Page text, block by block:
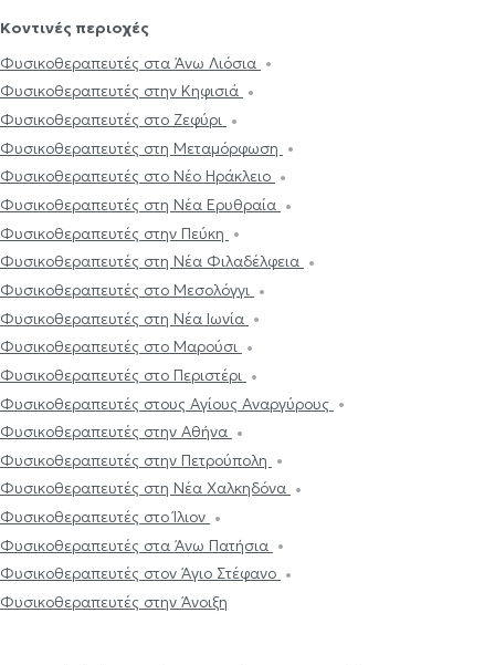
Κοντινές περιοχές
Φυσικοθεραπευτές στα Άνω Λιόσια
Φυσικοθεραπευτές στην Κηφισιά
Φυσικοθεραπευτές στο Ζεφύρι
Φυσικοθεραπευτές στη Μεταμόρφωση
Φυσικοθεραπευτές στο Νέο Ηράκλειο
Φυσικοθεραπευτές στη Νέα Ερυθραία
Φυσικοθεραπευτές στην Πεύκη
Φυσικοθεραπευτές στη Νέα Φιλαδέλφεια
Φυσικοθεραπευτές στο Μεσολόγγι
Φυσικοθεραπευτές στη Νέα Ιωνία
Φυσικοθεραπευτές στο Μαρούσι
Φυσικοθεραπευτές στο Περιστέρι
Φυσικοθεραπευτές στους Αγίους Αναργύρους
Φυσικοθεραπευτές στην Αθήνα
Φυσικοθεραπευτές στην Πετρούπολη
Φυσικοθεραπευτές στη Νέα Χαλκηδόνα
Φυσικοθεραπευτές στο Ίλιον
Φυσικοθεραπευτές στα Άνω Πατήσια
Φυσικοθεραπευτές στον Άγιο Στέφανο
Φυσικοθεραπευτές στην Άνοιξη